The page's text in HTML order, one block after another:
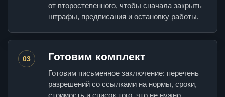
от второстепенного, чтобы сначала закрыть
штрафы, предписания и остановку работы.
03 Готовим комплект
Готовим письменное заключение: перечень
разрешений со ссылками на нормы, сроки,
стоимость и список того, что не нужно.